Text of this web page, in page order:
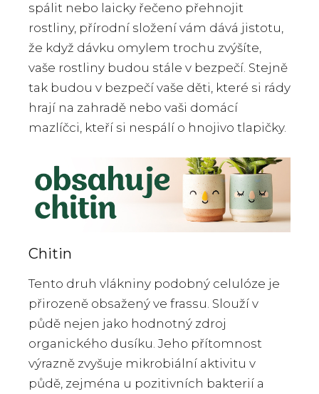
spálit nebo laicky řečeno přehnojit
rostliny, přírodní složení vám dává jistotu,
že když dávku omylem trochu zvýšíte,
vaše rostliny budou stále v bezpečí. Stejně
tak budou v bezpečí vaše děti, které si rády
hrají na zahradě nebo vaši domácí
mazlíčci, kteří si nespálí o hnojivo tlapičky.
Chitin
Tento druh vlákniny podobný celulóze je
přirozeně obsažený ve frassu. Slouží v
půdě nejen jako hodnotný zdroj
organického dusíku. Jeho přítomnost
výrazně zvyšuje mikrobiální aktivitu v
půdě, zejména u pozitivních bakterií a